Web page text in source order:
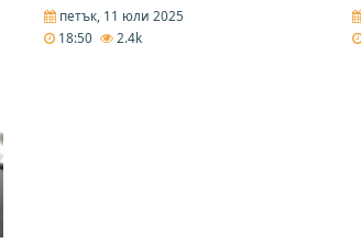
петък, 11 юли 2025
18:50
2.4k